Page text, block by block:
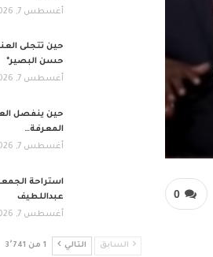
0
أغسطس 7, 2026
حين تتجلى
حسن البصير*
أغسطس 7, 2026
حين ينفصل
المعرفة…
أغسطس 7, 2026
استراحة
عبداللطيف
أغسطس 7, 2026
السابق التالي 1 من 3٬741